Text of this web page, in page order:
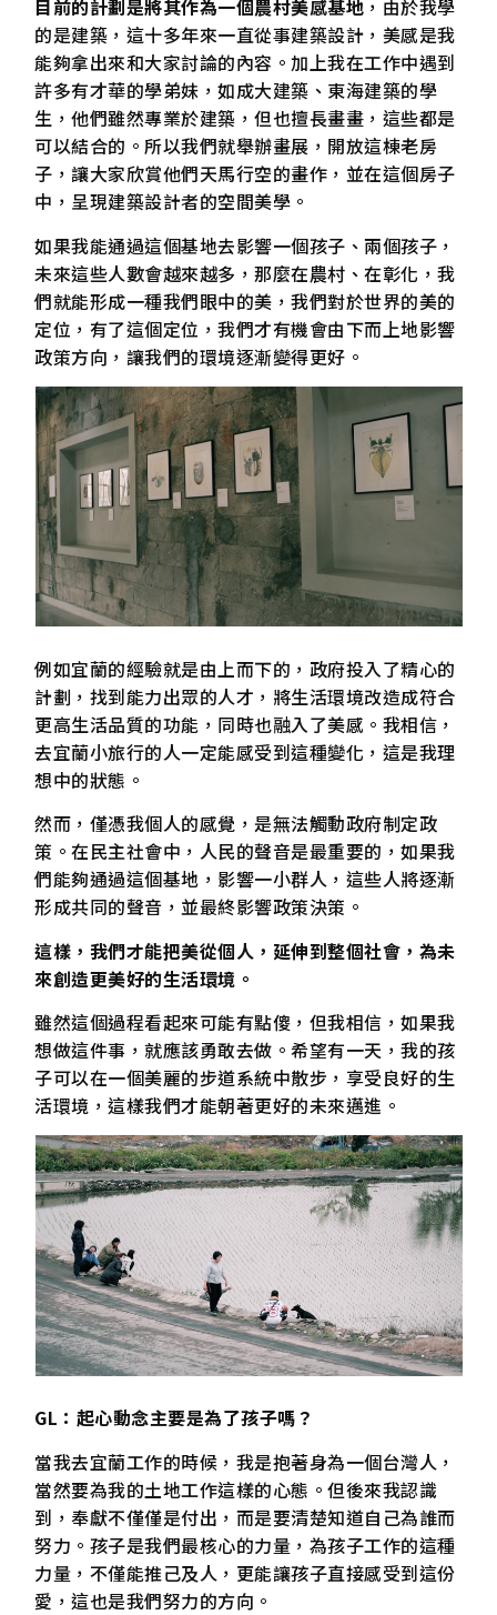
目前的計劃是將其作為一個農村美感基地 ，由於我學
的是建築，這十多年來一直從事建築設計，美感是我
能夠拿出來和大家討論的內容。加上我在工作中遇到
許多有才華的學弟妹，如成大建築、東海建築的學
生，他們雖然專業於建築，但也擅長畫畫，這些都是
可以結合的。所以我們就舉辦畫展，開放這棟老房
子，讓大家欣賞他們天馬行空的畫作，並在這個房子
中，呈現建築設計者的空間美學。
如果我能通過這個基地去影響一個孩子、兩個孩子，
未來這些人數會越來越多，那麼在農村、在彰化，我
們就能形成一種我們眼中的美，我們對於世界的美的
定位，有了這個定位，我們才有機會由下而上地影響
政策方向，讓我們的環境逐漸變得更好。
例如宜蘭的經驗就是由上而下的，政府投入了精心的
計劃，找到能力出眾的人才，將生活環境改造成符合
更高生活品質的功能，同時也融入了美感。我相信，
去宜蘭小旅行的人一定能感受到這種變化，這是我理
想中的狀態。
然而，僅憑我個人的感覺，是無法觸動政府制定政
策。在民主社會中，人民的聲音是最重要的，如果我
們能夠通過這個基地，影響一小群人，這些人將逐漸
形成共同的聲音，並最終影響政策決策。
這樣，我們才能把美從個人，延伸到整個社會，為未
來創造更美好的生活環境。
雖然這個過程看起來可能有點傻，但我相信，如果我
想做這件事，就應該勇敢去做。希望有一天，我的孩
子可以在一個美麗的步道系統中散步，享受良好的生
活環境，這樣我們才能朝著更好的未來邁進。
GL：起心動念主要是為了孩子嗎？
當我去宜蘭工作的時候，我是抱著身為一個台灣人，
當然要為我的土地工作這樣的心態。但後來我認識
到，奉獻不僅僅是付出，而是要清楚知道自己為誰而
努力。孩子是我們最核心的力量，為孩子工作的這種
力量，不僅能推己及人，更能讓孩子直接感受到這份
愛，這也是我們努力的方向。